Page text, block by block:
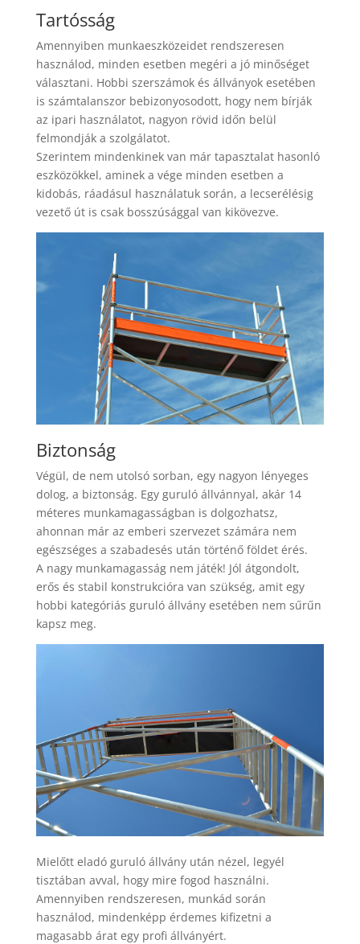
Tartósság
Amennyiben munkaeszközeidet rendszeresen
használod, minden esetben megéri a jó minőséget
választani. Hobbi szerszámok és állványok esetében
is számtalanszor bebizonyosodott, hogy nem bírják
az ipari használatot, nagyon rövid időn belül
felmondják a szolgálatot.
Szerintem mindenkinek van már tapasztalat hasonló
eszközökkel, aminek a vége minden esetben a
kidobás, ráadásul használatuk során, a lecserélésig
vezető út is csak bosszúsággal van kikövezve.
Biztonság
Végül, de nem utolsó sorban, egy nagyon lényeges
dolog, a biztonság. Egy guruló állvánnyal, akár 14
méteres munkamagasságban is dolgozhatsz,
ahonnan már az emberi szervezet számára nem
egészséges a szabadesés után történő földet érés.
A nagy munkamagasság nem játék! Jól átgondolt,
erős és stabil konstrukcióra van szükség, amit egy
hobbi kategóriás guruló állvány esetében nem sűrűn
kapsz meg.
Mielőtt eladó guruló állvány után nézel, legyél
tisztában avval, hogy mire fogod használni.
Amennyiben rendszeresen, munkád során
használod, mindenképp érdemes kifizetni a
magasabb árat egy profi állványért.